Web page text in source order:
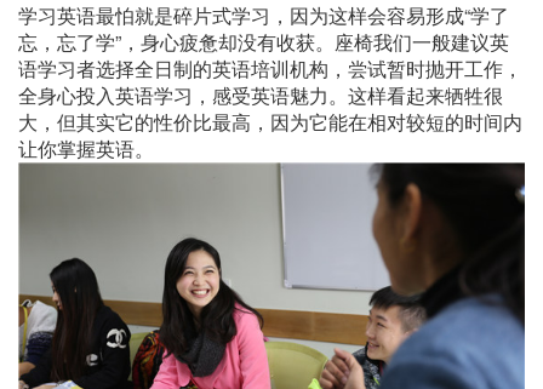
学习英语最怕就是碎片式学习，因为这样会容易形成“学了
忘，忘了学”，身心疲惫却没有收获。座椅我们一般建议英
语学习者选择全日制的英语培训机构，尝试暂时抛开工作，
全身心投入英语学习，感受英语魅力。这样看起来牺牲很
大，但其实它的性价比最高，因为它能在相对较短的时间内
让你掌握英语。